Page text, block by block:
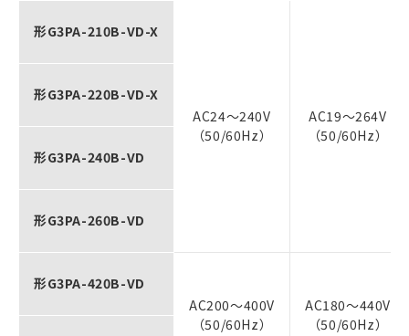
形G3PA-210B-VD-X
AC24～240V
（50/60Hz）
AC19～264V
（50/60Hz）
形G3PA-220B-VD-X
形G3PA-240B-VD
形G3PA-260B-VD
形G3PA-420B-VD
AC200～400V
（50/60Hz）
AC180～440V
（50/60Hz）